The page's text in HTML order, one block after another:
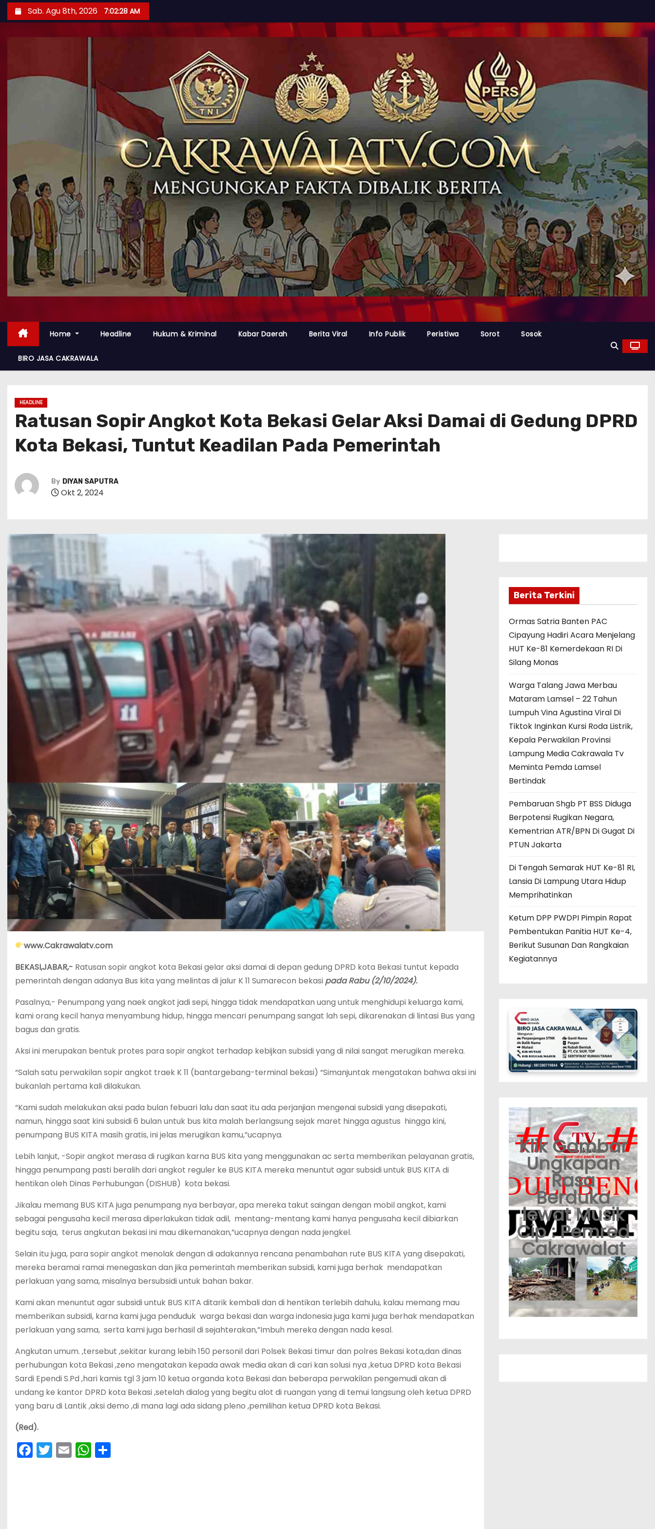
Sab. Agu 8th, 2026 7:02:30 AM
Home Headline Hukum & Kriminal Kabar Daerah Berita Viral Info Publik Peristiwa Sorot Sosok
BIRO JASA CAKRAWALA
HEADLINE
Ratusan Sopir Angkot Kota Bekasi Gelar Aksi Damai di Gedung DPRD
Kota Bekasi, Tuntut Keadilan Pada Pemerintah
By DIYAN SAPUTRA
Okt 2, 2024
www.Cakrawalatv.com
BEKASI,JABAR,- Ratusan sopir angkot kota Bekasi gelar aksi damai di depan gedung DPRD kota Bekasi tuntut kepada
pemerintah dengan adanya Bus kita yang melintas di jalur K 11 Sumarecon bekasi pada Rabu (2/10/2024).
Pasalnya,- Penumpang yang naek angkot jadi sepi, hingga tidak mendapatkan uang untuk menghidupi keluarga kami,
kami orang kecil hanya menyambung hidup, hingga mencari penumpang sangat lah sepi, dikarenakan di lintasi Bus yang
bagus dan gratis.
Aksi ini merupakan bentuk protes para sopir angkot terhadap kebijkan subsidi yang di nilai sangat merugikan mereka.
“Salah satu perwakilan sopir angkot traek K 11 (bantargebang-terminal bekasi) “Simanjuntak mengatakan bahwa aksi ini
bukanlah pertama kali dilakukan.
“Kami sudah melakukan aksi pada bulan febuari lalu dan saat itu ada perjanjian mengenai subsidi yang disepakati,
namun, hingga saat kini subsidi 6 bulan untuk bus kita malah berlangsung sejak maret hingga agustus hingga kini,
penumpang BUS KITA masih gratis, ini jelas merugikan kamu,”ucapnya.
Lebih lanjut, -Sopir angkot merasa di rugikan karna BUS kita yang menggunakan ac serta memberikan pelayanan gratis,
hingga penumpang pasti beralih dari angkot reguler ke BUS KITA mereka menuntut agar subsidi untuk BUS KITA di
hentikan oleh Dinas Perhubungan (DISHUB) kota bekasi.
Jikalau memang BUS KITA juga penumpang nya berbayar, apa mereka takut saingan dengan mobil angkot, kami
sebagai pengusaha kecil merasa diperlakukan tidak adil, mentang-mentang kami hanya pengusaha kecil dibiarkan
begitu saja, terus angkutan bekasi ini mau dikemanakan,”ucapnya dengan nada jengkel.
Selain itu juga, para sopir angkot menolak dengan di adakannya rencana penambahan rute BUS KITA yang disepakati,
mereka beramai ramai menegaskan dan jika pemerintah memberikan subsidi, kami juga berhak mendapatkan
perlakuan yang sama, misalnya bersubsidi untuk bahan bakar.
Kami akan menuntut agar subsidi untuk BUS KITA ditarik kembali dan di hentikan terlebih dahulu, kalau memang mau
memberikan subsidi, karna kami juga penduduk warga bekasi dan warga indonesia juga kami juga berhak mendapatkan
perlakuan yang sama, serta kami juga berhasil di sejahterakan,”Imbuh mereka dengan nada kesal.
Angkutan umum. ,tersebut ,sekitar kurang lebih 150 personil dari Polsek Bekasi timur dan polres Bekasi kota,dan dinas
perhubungan kota Bekasi ,zeno mengatakan kepada awak media akan di cari kan solusi nya ,ketua DPRD kota Bekasi
Sardi Ependi S.Pd ,hari kamis tgl 3 jam 10 ketua organda kota Bekasi dan beberapa perwakilan pengemudi akan di
undang ke kantor DPRD kota Bekasi ,setelah dialog yang begitu alot di ruangan yang di temui langsung oleh ketua DPRD
yang baru di Lantik ,aksi demo ,di mana lagi ada sidang pleno ,pemilihan ketua DPRD kota Bekasi.
(Red).
F
a
T
w
E
m
W
h
Berita Terkini
Ormas Satria Banten PAC
Cipayung Hadiri Acara Menjelang
HUT Ke-81 Kemerdekaan RI Di
Silang Monas
Warga Talang Jawa Merbau
Mataram Lamsel – 22 Tahun
Lumpuh Vina Agustina Viral Di
Tiktok Inginkan Kursi Roda Listrik,
Kepala Perwakilan Provinsi
Lampung Media Cakrawala Tv
Meminta Pemda Lamsel
Bertindak
Pembaruan Shgb PT BSS Diduga
Berpotensi Rugikan Negara,
Kementrian ATR/BPN Di Gugat Di
PTUN Jakarta
Di Tengah Semarak HUT Ke-81 RI,
Lansia Di Lampung Utara Hidup
Memprihatinkan
Ketum DPP PWDPI Pimpin Rapat
Pembentukan Panitia HUT Ke-4,
Berikut Susunan Dan Rangkaian
Kegiatannya
Klik Gambar
Ungkapan
Rasa
Berduka
lewat Musik
Cip : Pemred
Cakrawalat
v